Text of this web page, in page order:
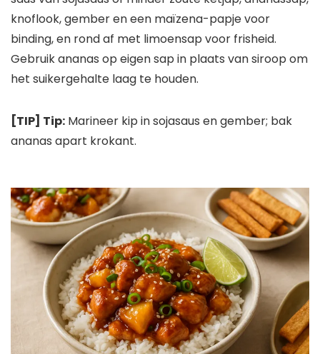
knoflook, gember en een maïzena-papje voor
binding, en rond af met limoensap voor frisheid.
Gebruik ananas op eigen sap in plaats van siroop om
het suikergehalte laag te houden.
[TIP] Tip: Marineer kip in sojasaus en gember; bak
ananas apart krokant.